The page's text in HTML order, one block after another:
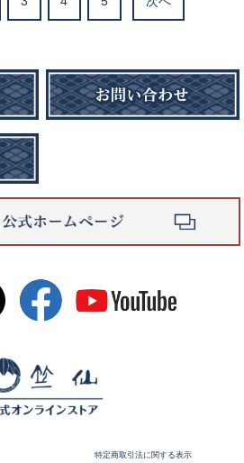
特定商取引法に関する表示